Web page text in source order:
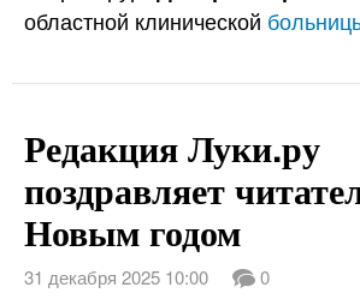
областной клинической
Редакция Луки.ру
поздравляет
Новым годом
31 декабря 2025 10:00 0